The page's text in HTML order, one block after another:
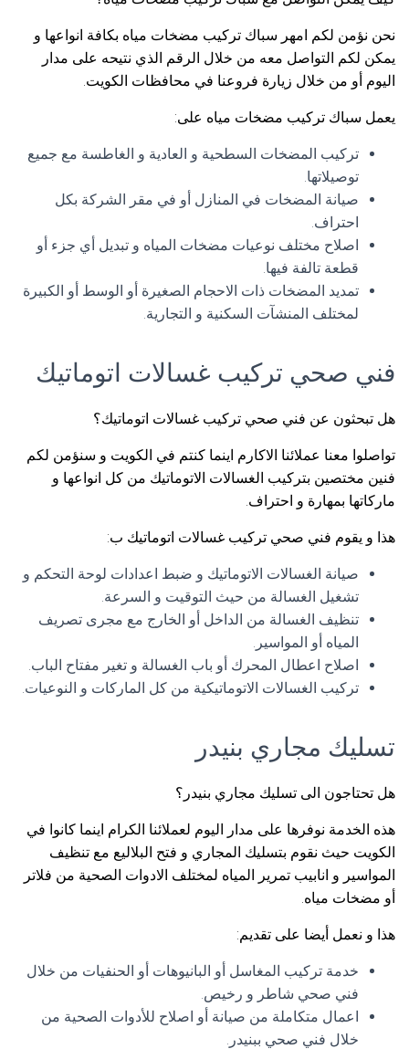
نحن نؤمن لكم امهر سباك تركيب مضخات مياه بكافة انواعها و
يمكن لكم التواصل معه من خلال الرقم الذي نتيحه على مدار
اليوم أو من خلال زيارة فروعنا في محافظات الكويت.
يعمل سباك تركيب مضخات مياه على:
تركيب المضخات السطحية و العادية و الغاطسة مع جميع
توصيلاتها.
صيانة المضخات في المنازل أو في مقر الشركة بكل
احتراف.
اصلاح مختلف نوعيات مضخات المياه و تبديل أي جزء أو
قطعة تالفة فيها.
تمديد المضخات ذات الاحجام الصغيرة أو الوسط أو الكبيرة
لمختلف المنشآت السكنية و التجارية.
فني صحي تركيب غسالات اتوماتيك
هل تبحثون عن فني صحي تركيب غسالات اتوماتيك؟
تواصلوا معنا عملائنا الاكارم اينما كنتم في الكويت و سنؤمن لكم
فنين مختصين بتركيب الغسالات الاتوماتيك من كل انواعها و
ماركاتها بمهارة و احتراف.
هذا و يقوم فني صحي تركيب غسالات اتوماتيك ب:
صيانة الغسالات الاتوماتيك و ضبط اعدادات لوحة التحكم و
تشغيل الغسالة من حيث التوقيت و السرعة.
تنظيف الغسالة من الداخل أو الخارج مع مجرى تصريف
المياه أو المواسير.
اصلاح اعطال المحرك أو باب الغسالة و تغير مفتاح الباب.
تركيب الغسالات الاتوماتيكية من كل الماركات و النوعيات.
تسليك مجاري بنيدر
هل تحتاجون الى تسليك مجاري بنيدر؟
هذه الخدمة نوفرها على مدار اليوم لعملائنا الكرام اينما كانوا في
الكويت حيث نقوم بتسليك المجاري و فتح البلاليع مع تنظيف
المواسير و انابيب تمرير المياه لمختلف الادوات الصحية من فلاتر
أو مضخات مياه.
هذا و نعمل أيضا على تقديم:
خدمة تركيب المغاسل أو البانيوهات أو الحنفيات من خلال
فني صحي شاطر و رخيص.
اعمال متكاملة من صيانة أو اصلاح للأدوات الصحية من
خلال فني صحي ببنيدر.